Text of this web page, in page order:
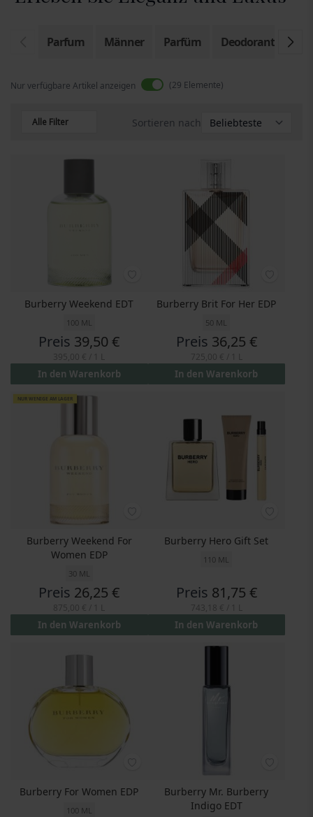
Parfum Männer Parfüm Deodorant
Nur verfügbare Artikel anzeigen 29 Elemente
Alle Filter Sortieren nach
Burberry Weekend EDT
100 ML
Preis 39,50 €
In den Warenkorb
Burberry Brit For Her EDP
50 ML
Preis 36,25 €
In den Warenkorb
NUR WENIGE AM LAGER
Burberry Weekend For
Women EDP
30 ML
Preis 26,25 €
In den Warenkorb
Burberry Hero Gift Set
110 ML
Preis 81,75 €
In den Warenkorb
Burberry For Women EDP
100 ML
Burberry Mr. Burberry
Indigo EDT